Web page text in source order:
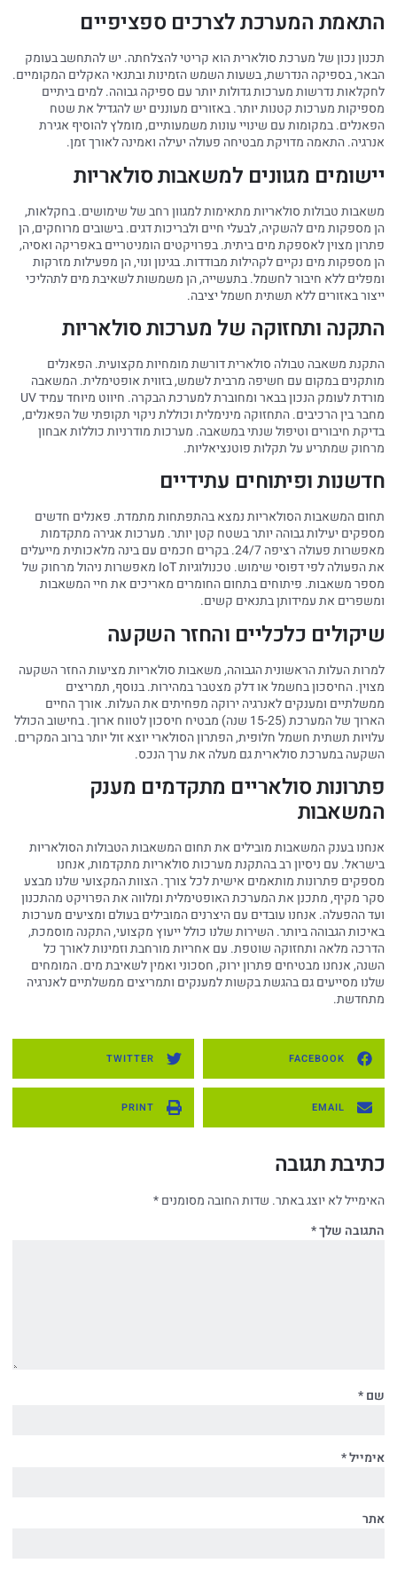
התאמת המערכת לצרכים ספציפיים
תכנון נכון של מערכת סולארית הוא קריטי להצלחתה. יש להתחשב בעומק
הבאר, בספיקה הנדרשת, בשעות השמש הזמינות ובתנאי האקלים המקומיים.
לחקלאות נדרשות מערכות גדולות יותר עם ספיקה גבוהה. למים ביתיים
מספיקות מערכות קטנות יותר. באזורים מעוננים יש להגדיל את שטח
הפאנלים. במקומות עם שינויי עונות משמעותיים, מומלץ להוסיף אגירת
אנרגיה. התאמה מדויקת מבטיחה פעולה יעילה ואמינה לאורך זמן.
יישומים מגוונים למשאבות סולאריות
משאבות טבולות סולאריות מתאימות למגוון רחב של שימושים. בחקלאות,
הן מספקות מים להשקיה, לבעלי חיים ולבריכות דגים. בישובים מרוחקים, הן
פתרון מצוין לאספקת מים ביתית. בפרויקטים הומניטריים באפריקה ואסיה,
הן מספקות מים נקיים לקהילות מבודדות. בגינון ונוי, הן מפעילות מזרקות
ומפלים ללא חיבור לחשמל. בתעשייה, הן משמשות לשאיבת מים לתהליכי
ייצור באזורים ללא תשתית חשמל יציבה.
התקנה ותחזוקה של מערכות סולאריות
התקנת משאבה טבולה סולארית דורשת מומחיות מקצועית. הפאנלים
מותקנים במקום עם חשיפה מרבית לשמש, בזווית אופטימלית. המשאבה
מורדת לעומק הנכון בבאר ומחוברת למערכת הבקרה. חיווט מיוחד עמיד UV
מחבר בין הרכיבים. התחזוקה מינימלית וכוללת ניקוי תקופתי של הפאנלים,
בדיקת חיבורים וטיפול שנתי במשאבה. מערכות מודרניות כוללות אבחון
מרחוק שמתריע על תקלות פוטנציאליות.
חדשנות ופיתוחים עתידיים
תחום המשאבות הסולאריות נמצא בהתפתחות מתמדת. פאנלים חדשים
מספקים יעילות גבוהה יותר בשטח קטן יותר. מערכות אגירה מתקדמות
מאפשרות פעולה רציפה 24/7. בקרים חכמים עם בינה מלאכותית מייעלים
את הפעולה לפי דפוסי שימוש. טכנולוגיות IoT מאפשרות ניהול מרחוק של
מספר משאבות. פיתוחים בתחום החומרים מאריכים את חיי המשאבות
ומשפרים את עמידותן בתנאים קשים.
שיקולים כלכליים והחזר השקעה
למרות העלות הראשונית הגבוהה, משאבות סולאריות מציעות החזר השקעה
מצוין. החיסכון בחשמל או דלק מצטבר במהירות. בנוסף, תמריצים
ממשלתיים ומענקים לאנרגיה ירוקה מפחיתים את העלות. אורך החיים
הארוך של המערכת (15-25 שנה) מבטיח חיסכון לטווח ארוך. בחישוב הכולל
עלויות תשתית חשמל חלופית, הפתרון הסולארי יוצא זול יותר ברוב המקרים.
השקעה במערכת סולארית גם מעלה את ערך הנכס.
פתרונות סולאריים מתקדמים מענק
המשאבות
אנחנו בענק המשאבות מובילים את תחום המשאבות הטבולות הסולאריות
בישראל. עם ניסיון רב בהתקנת מערכות סולאריות מתקדמות, אנחנו
מספקים פתרונות מותאמים אישית לכל צורך. הצוות המקצועי שלנו מבצע
סקר מקיף, מתכנן את המערכת האופטימלית ומלווה את הפרויקט מהתכנון
ועד ההפעלה. אנחנו עובדים עם היצרנים המובילים בעולם ומציעים מערכות
באיכות הגבוהה ביותר. השירות שלנו כולל ייעוץ מקצועי, התקנה מוסמכת,
הדרכה מלאה ותחזוקה שוטפת. עם אחריות מורחבת וזמינות לאורך כל
השנה, אנחנו מבטיחים פתרון ירוק, חסכוני ואמין לשאיבת מים. המומחים
שלנו מסייעים גם בהגשת בקשות למענקים ותמריצים ממשלתיים לאנרגיה
מתחדשת.
FACEBOOK
TWITTER
EMAIL
PRINT
כתיבת תגובה
האימייל לא יוצג באתר. שדות החובה מסומנים*
התגובה שלך*
שם*
אימייל*
אתר